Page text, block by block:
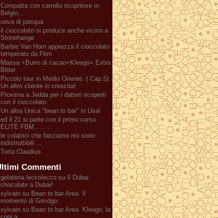
Compatta con carrello ricopritore in
Belgio...
uova di pasqua
il cioccolato si produce anche vicino a
Stonehange
Barbie Van Horn apprezza il cioccolato
temperato da Fbm
Massa +Burro di cacao+Kleego= Extra
Bitter
Piccolo tour in Medio Oriente. ( Cap.5).
Un altro cliente in crescita!
Proxima a Jedda per i datteri ricoperti
con il cioccolato
Un altra Unica "bean to bar" in Usa!
ed il 21 si parte con il primo corso
ELITE FBM . . . .
le colatrici che facciamo noi sono
indistruttibili ...
Torta Claudius
Commenti
gelateria leccolecco su Il Dubai
chocolate a Dubai!
sylvain su Bean to bar Area. Il
momento di Grindgo.
sylvain su Bean to bar Area. Kleego, la